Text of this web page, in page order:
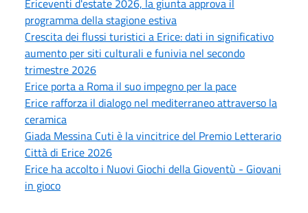
programma della stagione estiva
Crescita dei flussi turistici a Erice: dati in significativo
aumento per siti culturali e funivia nel secondo
trimestre 2026
Erice porta a Roma il suo impegno per la pace
Erice rafforza il dialogo nel mediterraneo attraverso la
ceramica
Giada Messina Cuti è la vincitrice del Premio Letterario
Città di Erice 2026
Erice ha accolto i Nuovi Giochi della Gioventù - Giovani
in gioco